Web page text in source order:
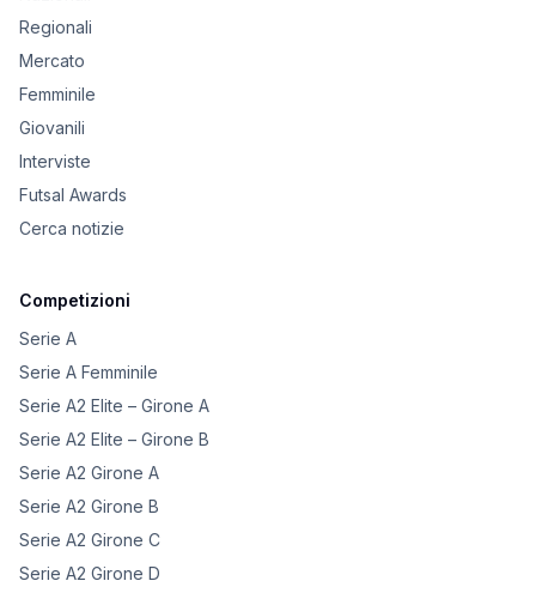
Regionali
Mercato
Femminile
Giovanili
Interviste
Futsal Awards
Cerca notizie
Competizioni
Serie A
Serie A Femminile
Serie A2 Elite – Girone A
Serie A2 Elite – Girone B
Serie A2 Girone A
Serie A2 Girone B
Serie A2 Girone C
Serie A2 Girone D